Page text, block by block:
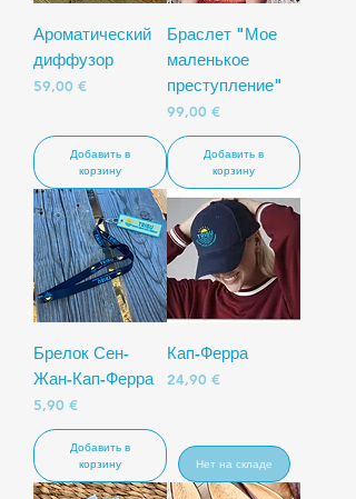
Ароматический
диффузор
Цена
59,00 €
Добавить в
корзину
Браслет "Мое
маленькое
преступление"
Цена
99,00 €
Добавить в
корзину
Брелок Сен-
Жан-Кап-Ферра
Цена
5,90 €
Добавить в
корзину
Кап-Ферра
Цена
24,90 €
Нет на складе